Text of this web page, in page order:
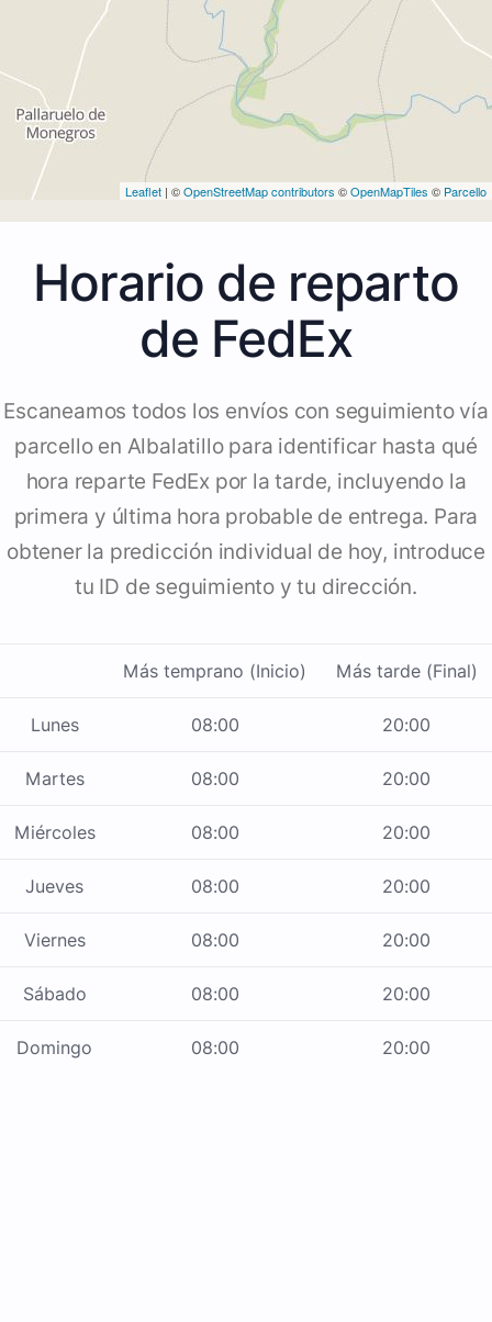
Leaflet | ©OpenStreetMap contributors ©OpenMapTiles © Parcello
Horario de reparto
de FedEx
Escaneamos todos los envíos con seguimiento vía
parcello en Albalatillo para identificar hasta qué
hora reparte FedEx por la tarde, incluyendo la
primera y última hora probable de entrega. Para
obtener la predicción individual de hoy, introduce
tu ID de seguimiento y tu dirección.
Más temprano (Inicio) Más tarde (Final)
Lunes 08:00 20:00
Martes 08:00 20:00
Miércoles 08:00 20:00
Jueves 08:00 20:00
Viernes 08:00 20:00
Sábado 08:00 20:00
Domingo 08:00 20:00